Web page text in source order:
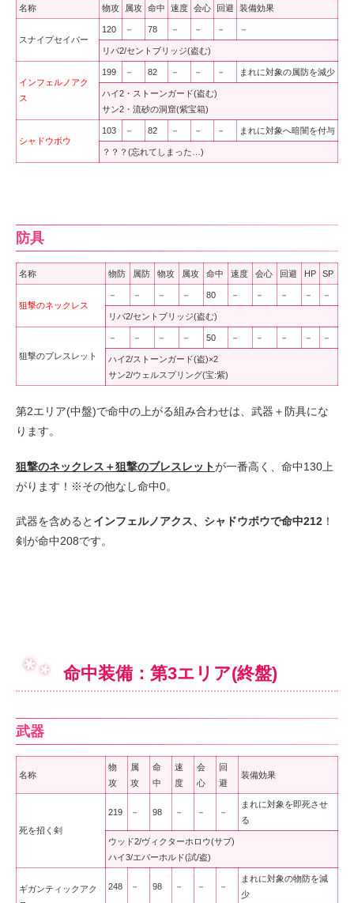
名称 物攻 属攻 命中 速度 会心 回避 装備効果
スナイプセイバー
120 － 78 － － － －
リバ2/セントブリッジ(盗む)
インフェルノアク
ス
199 － 82 － － － まれに対象の属防を減少
ハイ2・ストーンガード(盗む)
サン2・流砂の洞窟(紫宝箱)
シャドウボウ
103 － 82 － － － まれに対象へ暗闇を付与
？？？(忘れてしまった…)
防具
名称 物防 属防 物攻 属攻 命中 速度 会心 回避 HP SP
狙撃のネックレス
－ － － － 80 － － － － －
リバ2/セントブリッジ(盗む)
狙撃のブレスレット
－ － － － 50 － － － － －
ハイ2/ストーンガード(盗)×2
サン2/ウェルスプリング(宝:紫)
第2エリア(中盤)で命中の上がる組み合わせは、武器＋防具にな
ります。
狙撃のネックレス＋狙撃のブレスレットが一番高く、命中130上
がります！※その他なし命中0。
武器を含めると インフェルノアクス、シャドウボウで命中212 ！
剣が命中208です。
命中装備：第3エリア(終盤)
武器
名称
物
攻
属
攻
命
中
速
度
会
心
回
避
装備効果
死を招く剣
219 － 98 － － －
まれに対象を即死させ
る
ウッド2/ヴィクターホロウ(サブ)
ハイ3/エバーホルド(試/盗)
ギガンティックアク
248 － 98 － － －
まれに対象の物防を減
少